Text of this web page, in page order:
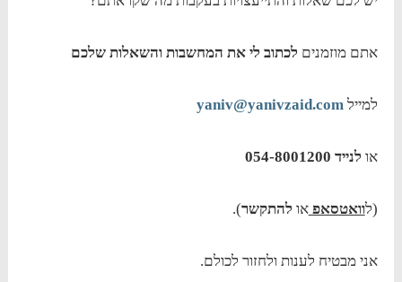
אתם מוזמנים לכתוב לי את המחשבות והשאלות שלכם
למייל yaniv@yanivzaid.com
או לנייד 054-8001200
(לוואטסאפאו להתקשר).
אני מבטיח לענות ולחזור לכולם.